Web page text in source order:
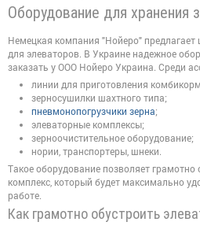
Оборудование для хранения
Немецкая компания "Нойеро" предлагает
для элеваторов. В Украине надежное
заказать у ООО Нойеро Украина. Среди
линии для приготовления
зерносушилки шахтного типа;
пневмонопогрузчики зерна;
элеваторные комплексы;
зерноочистительное оборудование;
нории, транспортеры, шнеки.
Такое оборудование позволяет
комплекс, который будет максимально
работе.
Как грамотно обустроить